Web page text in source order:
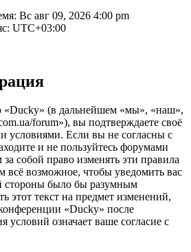
Вс авг 09, 2026 4:00 pm
UTC+03:00
«Ducky» (в дальнейшем «мы», «наш»,
forum»), вы подтверждаете своё
условиями. Если вы не согласны с
и не пользуйтесь форумами
собой право изменять эти правила
всё возможное, чтобы уведомить вас
стороны было бы разумным
этот текст на предмет изменений,
«Ducky» после
условий означает ваше согласие с